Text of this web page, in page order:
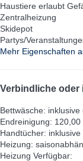
Haustiere erlaubt
Zentralheizung
Skidepot
Partys/
Mehr Eigenschaften
Verbindliche
Bettwäsche:
Endreinigung: 120,00
Handtücher:
Heizung:
Heizung Verfügbar: